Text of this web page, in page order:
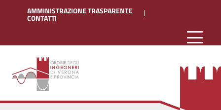
AMMINISTRAZIONE TRASPARENTE
CONTATTI